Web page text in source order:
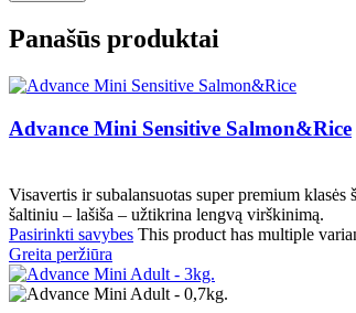
Panašūs produktai
Advance Mini Sensitive Salmon&Rice
Visavertis ir subalansuotas super premium
šaltiniu – lašiša – užtikrina lengvą virškinimą.
Pasirinkti savybes This product has multiple
Greita peržiūra